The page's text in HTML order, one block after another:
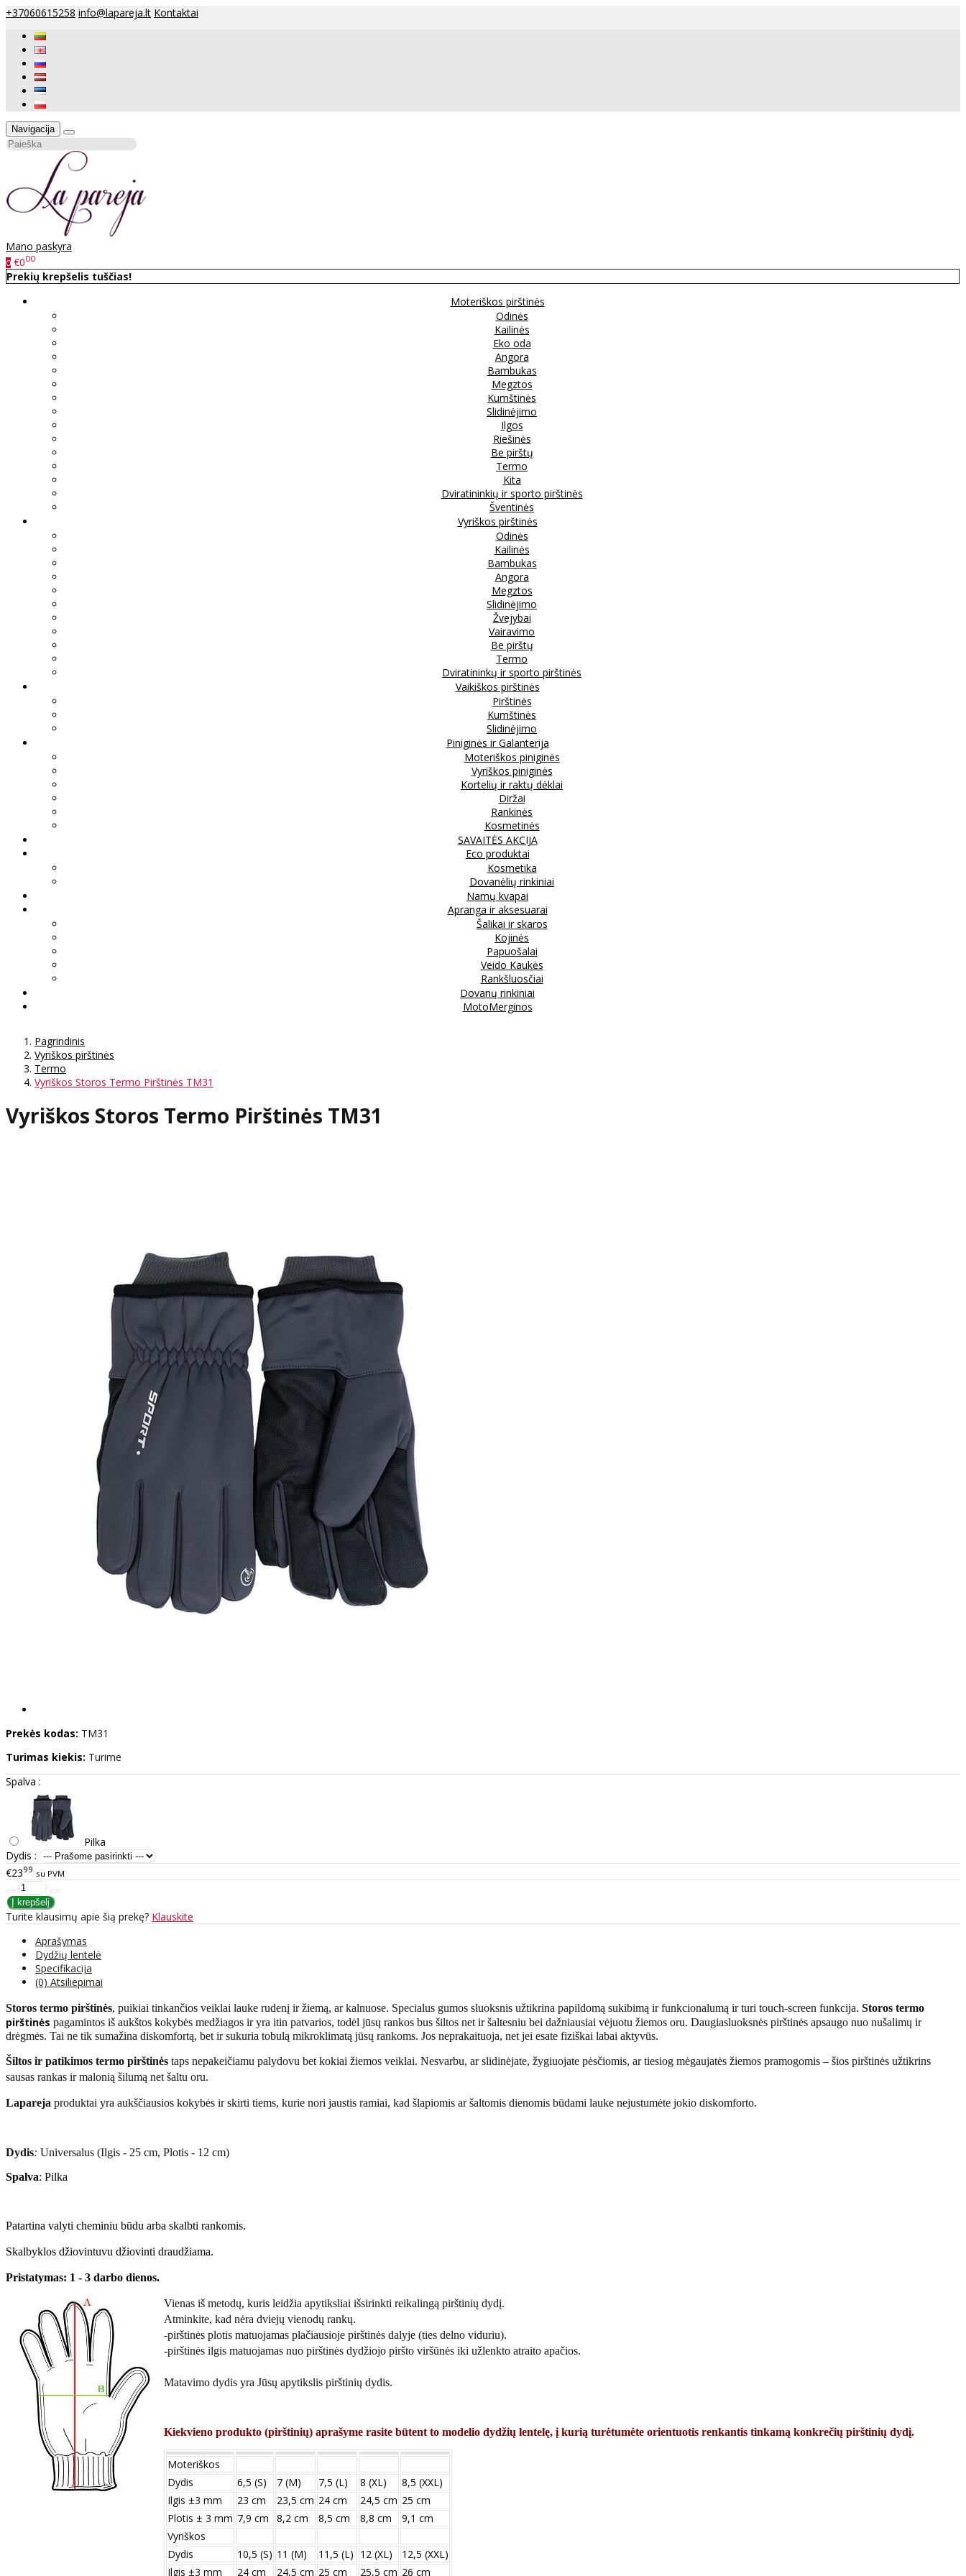
+37060615258 info@lapareja.lt Kontaktai
Navigacija
Mano paskyra
0 €000
Prekių krepšelis tuščias!
Moteriškos pirštinės
Odinės
Kailinės
Eko oda
Angora
Bambukas
Megztos
Kumštinės
Slidinėjimo
Ilgos
Riešinės
Be pirštų
Termo
Kita
Dviratininkių ir sporto pirštinės
Šventinės
Vyriškos pirštinės
Odinės
Kailinės
Bambukas
Angora
Megztos
Slidinėjimo
Žvejybai
Vairavimo
Be pirštų
Termo
Dviratininkų ir sporto pirštinės
Vaikiškos pirštinės
Pirštinės
Kumštinės
Slidinėjimo
Piniginės ir Galanterija
Moteriškos piniginės
Vyriškos piniginės
Kortelių ir raktų dėklai
Diržai
Rankinės
Kosmetinės
SAVAITĖS AKCIJA
Eco produktai
Kosmetika
Dovanėlių rinkiniai
Namų kvapai
Apranga ir aksesuarai
Šalikai ir skaros
Kojinės
Papuošalai
Veido Kaukės
Rankšluosčiai
Dovanų rinkiniai
MotoMerginos
Pagrindinis
Vyriškos pirštinės
Termo
Vyriškos Storos Termo Pirštinės TM31
Vyriškos Storos Termo Pirštinės TM31
Prekės kodas: TM31
Turimas kiekis: Turime
Spalva :
Pilka
Dydis :
€2399 su PVM
Turite klausimų apie šią prekę? Klauskite
Aprašymas
Dydžių lentelė
Specifikacija
(0) Atsiliepimai
Storos termo pirštinės, puikiai tinkančios veiklai lauke rudenį ir žiemą, ar kalnuose. Specialus gumos sluoksnis užtikrina papildomą sukibimą ir funkcionalumą ir turi touch-screen funkcija. Storos termo
pirštinės pagamintos iš aukštos kokybės medžiagos ir yra itin patvarios, todėl jūsų rankos bus šiltos net ir šaltesniu bei dažniausiai vėjuotu žiemos oru. Daugiasluoksnės pirštinės apsaugo nuo nušalimų ir
drėgmės. Tai ne tik sumažina diskomfortą, bet ir sukuria tobulą mikroklimatą jūsų rankoms. Jos neprakaituoja, net jei esate fiziškai labai aktyvūs.
Šiltos ir patikimos termo pirštinės taps nepakeičiamu palydovu bet kokiai žiemos veiklai. Nesvarbu, ar slidinėjate, žygiuojate pėsčiomis, ar tiesiog mėgaujatės žiemos pramogomis – šios pirštinės užtikrins
sausas rankas ir malonią šilumą net šaltu oru.
Lapareja produktai yra aukščiausios kokybės ir skirti tiems, kurie nori jaustis ramiai, kad šlapiomis ar šaltomis dienomis būdami lauke nejustumėte jokio diskomforto.
Dydis: Universalus (Ilgis - 25 cm, Plotis - 12 cm)
Spalva: Pilka
Patartina valyti cheminiu būdu arba skalbti rankomis.
Skalbyklos džiovintuvu džiovinti draudžiama.
Pristatymas: 1 - 3 darbo dienos.
Vienas iš metodų, kuris leidžia apytiksliai išsirinkti reikalingą pirštinių dydį.
Atminkite, kad nėra dviejų vienodų rankų.
-pirštinės plotis matuojamas plačiausioje pirštinės dalyje (ties delno viduriu).
-pirštinės ilgis matuojamas nuo pirštinės dydžiojo piršto viršūnės iki užlenkto atraito apačios.
Matavimo dydis yra Jūsų apytikslis pirštinių dydis.
Kiekvieno produkto (pirštinių) aprašyme rasite būtent to modelio dydžių lentelę, į kurią turėtumėte orientuotis renkantis tinkamą konkrečių pirštinių dydį.
Moteriškos
Dydis
6,5 (S) 7 (M) 7,5 (L) 8 (XL)
8,5 (XXL)
Ilgis ±3 mm
23 cm 23,5 cm 24 cm 24,5 cm 25 cm
Plotis ± 3 mm 7,9 cm 8,2 cm 8,5 cm 8,8 cm
9,1 cm
Vyriškos
Dydis
10,5 (S) 11 (M) 11,5 (L) 12 (XL)
12,5 (XXL)
Ilgis ±3 mm
24 сm 24,5 сm 25 сm 25,5 сm 26 сm